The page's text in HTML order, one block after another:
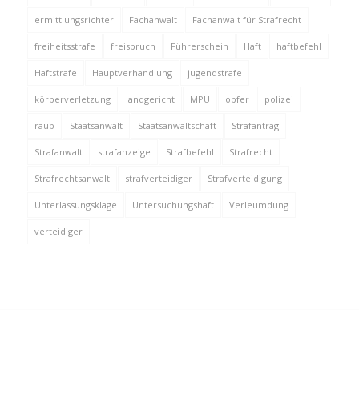
ermittlungsrichter Fachanwalt Fachanwalt für Strafrecht
freiheitsstrafe freispruch Führerschein Haft haftbefehl
Haftstrafe Hauptverhandlung jugendstrafe
körperverletzung landgericht MPU opfer polizei
raub Staatsanwalt Staatsanwaltschaft Strafantrag
Strafanwalt strafanzeige Strafbefehl Strafrecht
Strafrechtsanwalt strafverteidiger Strafverteidigung
Unterlassungsklage Untersuchungshaft Verleumdung
verteidiger